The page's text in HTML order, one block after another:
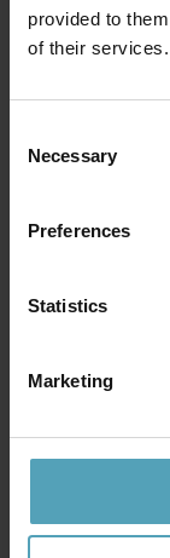
provided to
of their services.
Selection
Necessary
Preferences
Statistics
Marketing
1 119 kr